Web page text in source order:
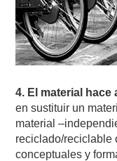
4. El material hace
en sustituir un
material
reciclado/reciclable
conceptuales y